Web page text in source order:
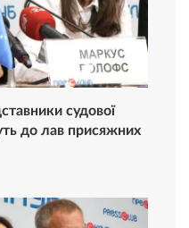
судової
до лав присяжних